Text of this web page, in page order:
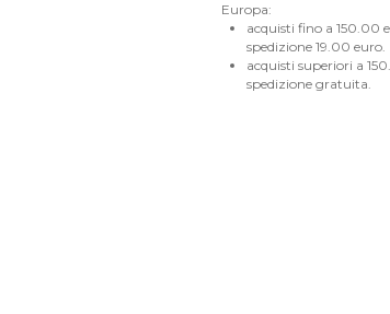
Europa:
acquisti fino a 150.00
spedizione 19.00 euro.
acquisti superiori a
spedizione gratuita.